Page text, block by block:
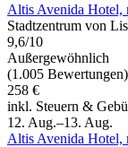
Altis Avenida Hotel,
Stadtzentrum von
9,6/10
Außergewöhnlich
(1.005 Bewertungen)
258 €
inkl. Steuern &
12. Aug.–13. Aug.
Altis Avenida Hotel,